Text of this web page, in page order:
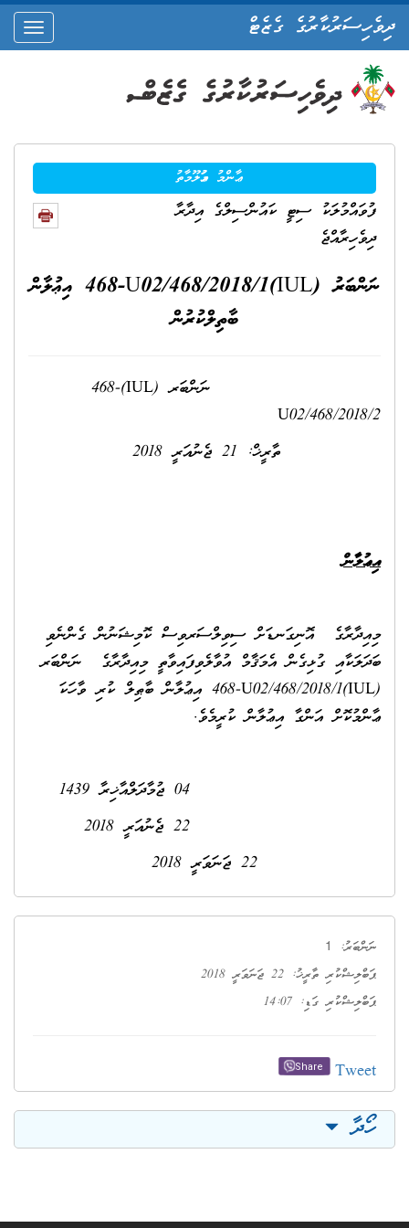
ދިވެހިސަރުކާރުގެ ގެޒެޓް
ޢާންމު މަޢުލޫމާތު
ފުވައްމުލަކު ސިޓީ ކައުންސިލްގެ އިދާރާ
ދިވެހިރާއްޖެ
ނަންބަރު (IUL)468-U02/468/2018/1 އިޢުލާން
ބާތިލްކުރުން
ނަންބަރ (IUL)468-
U02/468/2018/2
ތާރީޚް: 21 ޖެނުއަރީ 2018
އިޢުލާން
މިއިދާރާގެ އޮނިގަނޑަށް ސިވިލްސަރވިސް ކޮމިޝަނުން ގެންނެވި
ބަދަލަކާއި ގުޅިގެން އެމަޤާމް އުވާލެވިފައިވާތީ މިއިދާރާގެ ނަންބަރ
(IUL)468-U02/468/2018/1 އިޢުލާން ބާޠިލް ކުރި ވާހަކަ
ޢާންމުކޮށް އަންގާ އިޢުލާން ކުރީމެވެ.
22 ޖަނަވަރީ 2018
ނަންބަރު: 1
ޕަބްލިޝްކުރި ތާރީޚު: 22 ޖަނަވަރީ 2018
ޕަބްލިޝްކުރި ގަޑި: 14:07
Tweet
Share
ހޯދާ